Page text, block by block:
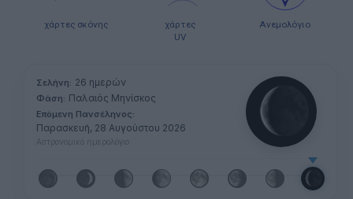
χάρτες σκόνης
χάρτες
UV
Ανεμολόγιο
Σελήνη: 26 ημερών
Φάση: Παλαιός Μηνίσκος
Επόμενη Πανσέληνος:
Παρασκευή, 28 Αυγούστου 2026
Αστρονομικό ημερολόγιο